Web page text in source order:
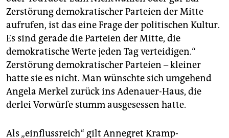
Zerstörung demokratischer Parteien der Mitte
aufrufen, ist das eine Frage der politischen Kultur.
Es sind gerade die Parteien der Mitte, die
demokratische Werte jeden Tag verteidigen.“
Zerstörung demokratischer Parteien – kleiner
hatte sie es nicht. Man wünschte sich umgehend
Angela Merkel zurück ins Adenauer-Haus, die
derlei Vorwürfe stumm ausgesessen hatte.
Als „einflussreich“ gilt Annegret Kramp-